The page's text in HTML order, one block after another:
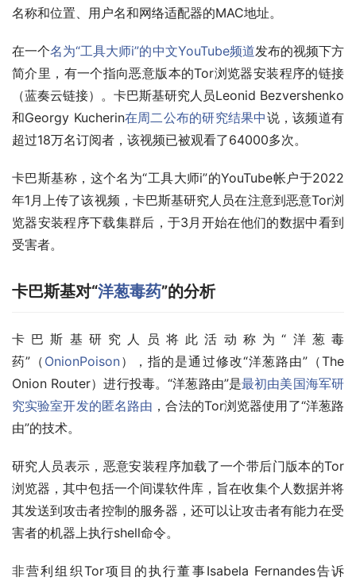
名称和位置、用户名和网络适配器的MAC地址。
在一个名为“工具大师i”的中文YouTube频道发布的视频下方
简介里，有一个指向恶意版本的Tor浏览器安装程序的链接
（蓝奏云链接）。卡巴斯基研究人员Leonid Bezvershenko
和Georgy Kucherin在周二公布的研究结果中说，该频道有
超过18万名订阅者，该视频已被观看了64000多次。
卡巴斯基称，这个名为“工具大师i”的YouTube帐户于2022
年1月上传了该视频，卡巴斯基研究人员在注意到恶意Tor浏
览器安装程序下载集群后，于3月开始在他们的数据中看到
受害者。
卡巴斯基对“洋葱毒药”的分析
卡巴斯基研究人员将此活动称为“洋葱毒
药”（ OnionPoison），指的是通过修改“洋葱路由”（The
Onion Router）进行投毒。“洋葱路由”是最初由美国海军研
究实验室开发的匿名路由 ，合法的Tor浏览器使用了“洋葱路
由”的技术。
研究人员表示，恶意安装程序加载了一个带后门版本的Tor
浏览器，其中包括一个间谍软件库，旨在收集个人数据并将
其发送到攻击者控制的服务器，还可以让攻击者有能力在受
害者的机器上执行shell命令。
非营利组织Tor项目的执行董事Isabela Fernandes告诉